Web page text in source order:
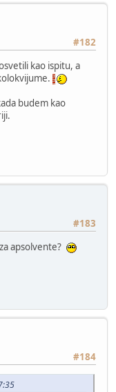
#182
kao ispitu, a
budem kao
#183
apsolvente?
#184